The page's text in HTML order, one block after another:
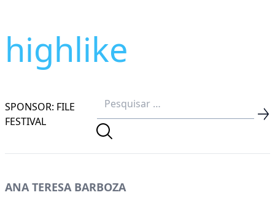
highlike
SPONSOR: FILE
FESTIVAL
ANA TERESA BARBOZA